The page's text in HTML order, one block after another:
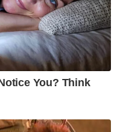
You? Think